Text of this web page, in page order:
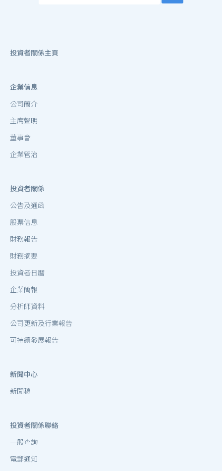
投資者關係主頁
企業信息
公司簡介
主席聲明
董事會
企業管治
投資者關係
公告及通函
股票信息
財務報告
財務摘要
投資者日曆
企業簡報
分析師資料
公司更新及行業報告
可持續發展報告
新聞中心
新聞稿
投資者關係聯絡
一般查詢
電郵通知